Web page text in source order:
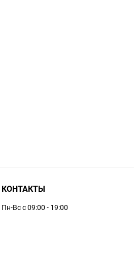
КОНТАКТЫ
Пн-Вс с 09:00 - 19:00